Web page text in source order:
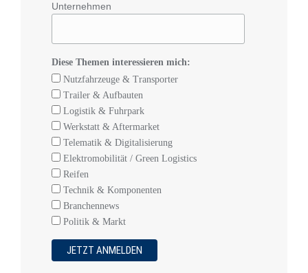
Unternehmen
Diese Themen interessieren mich:
Nutzfahrzeuge & Transporter
Trailer & Aufbauten
Logistik & Fuhrpark
Werkstatt & Aftermarket
Telematik & Digitalisierung
Elektromobilität / Green Logistics
Reifen
Technik & Komponenten
Branchennews
Politik & Markt